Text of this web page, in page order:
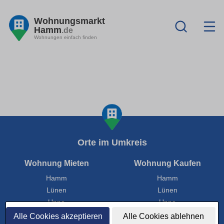
Alle Cookies akzeptieren Alle Cookies ablehnen
Wohnungsmarkt
Hamm.de
Wohnungen einfach finden
Orte im Umkreis
Wohnung Mieten
Hamm
Lünen
Unna
Ahlen
Wohnung Kaufen
Hamm
Lünen
Unna
Ahlen